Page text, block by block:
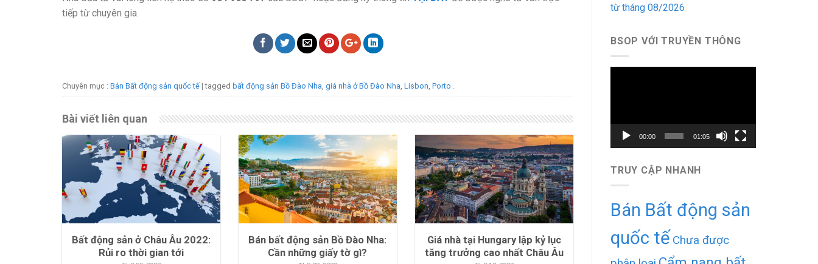
tiếp từ chuyên gia.
Chuyên mục : Bán Bất động sản quốc tế| tagged bất động sản Bồ Đào Nha giá nhà ở Bồ Đào Nha Lisbon Porto
Bài viết liên quan
Bất động sản ở Châu Âu 2022:
Rủi ro thời gian tới
Bán bất động sản Bồ Đào Nha:
Cần những giấy tờ gì?
Giá nhà tại Hungary lập kỷ lục
tăng trưởng cao nhất Châu Âu
từ tháng 08/2026
BSOP VỚI TRUYỀN THÔNG
00:00 01:05
TRUY CẬP NHANH
Bán Bất động sản
quốc tế Chưa được